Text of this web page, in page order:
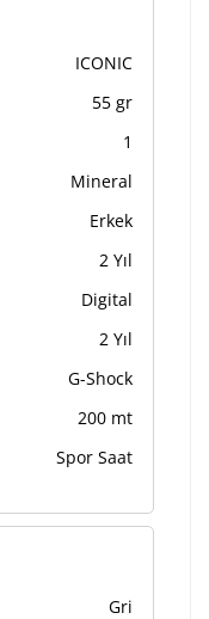
ICONIC
55 gr
1
Mineral
Erkek
2 Yıl
Digital
2 Yıl
G-Shock
200 mt
Spor Saat
Gri